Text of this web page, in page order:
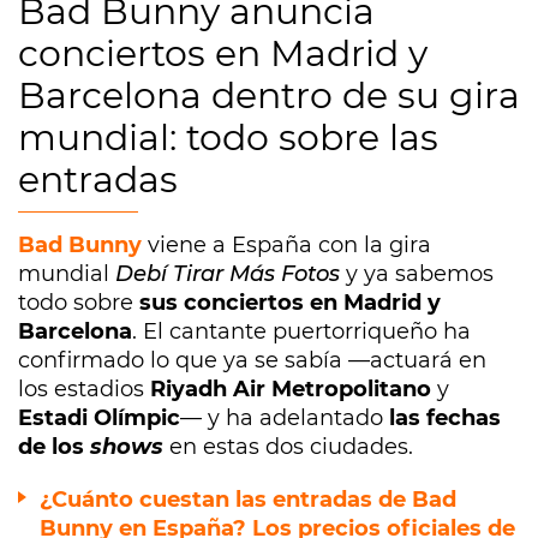
Bad Bunny anuncia
conciertos en Madrid y
Barcelona dentro de su gira
mundial: todo sobre las
entradas
Bad Bunny viene a España con la gira
mundial Debí Tirar Más Fotos y ya sabemos
todo sobre sus conciertos en Madrid y
Barcelona. El cantante puertorriqueño ha
confirmado lo que ya se sabía —actuará en
los estadios Riyadh Air Metropolitano y
Estadi Olímpic— y ha adelantado las fechas
de los shows en estas dos ciudades.
¿Cuánto cuestan las entradas de Bad
Bunny en España? Los precios oficiales de